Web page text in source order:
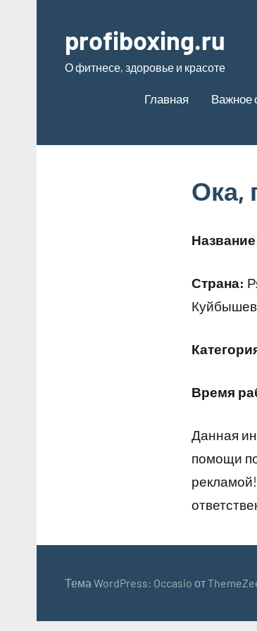
содержимому
profiboxing.ru
О фитнесе, здоровье и красоте
Главная Важное
Ока,
Страна:
Время
Данная
помощи
Тема WordPress: Occasio от